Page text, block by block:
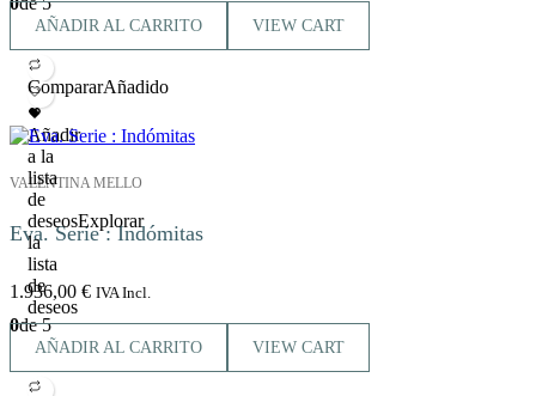
AÑADIR AL CARRITO VIEW CART
CompararAñadido
Añadir
a la
lista
de
deseosExplorar
la
lista
de
deseos
VALENTINA MELLO
Eva. Serie : Indómitas
1.936,00 € IVA Incl.
0de 5
AÑADIR AL CARRITO VIEW CART